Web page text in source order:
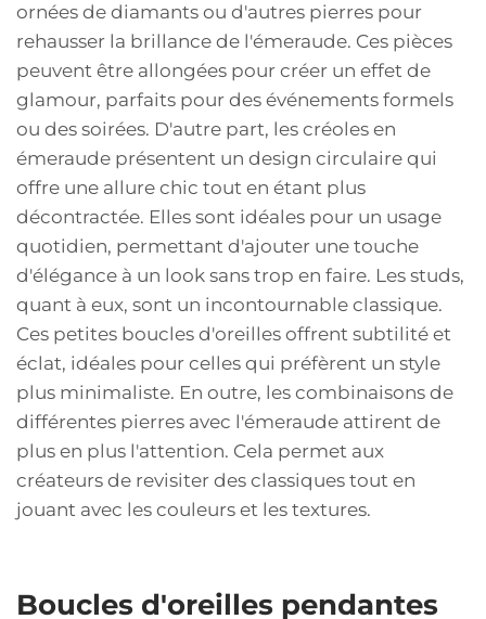
ornées de diamants ou d'autres pierres pour
rehausser la brillance de l'émeraude. Ces pièces
peuvent être allongées pour créer un effet de
glamour, parfaits pour des événements formels
ou des soirées. D'autre part, les créoles en
émeraude présentent un design circulaire qui
offre une allure chic tout en étant plus
décontractée. Elles sont idéales pour un usage
quotidien, permettant d'ajouter une touche
d'élégance à un look sans trop en faire. Les studs,
quant à eux, sont un incontournable classique.
Ces petites boucles d'oreilles offrent subtilité et
éclat, idéales pour celles qui préfèrent un style
plus minimaliste. En outre, les combinaisons de
différentes pierres avec l'émeraude attirent de
plus en plus l'attention. Cela permet aux
créateurs de revisiter des classiques tout en
jouant avec les couleurs et les textures.
Boucles d'oreilles pendantes